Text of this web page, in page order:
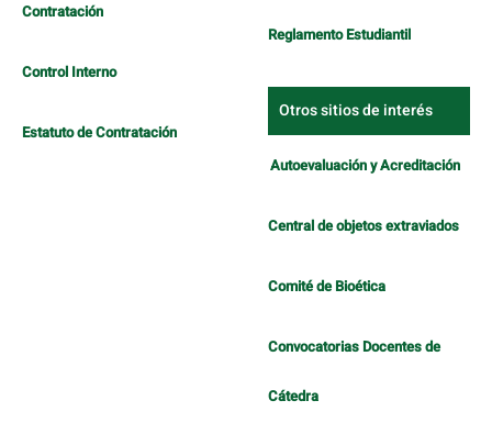
Contratación
Control Interno
Estatuto de Contratación
Reglamento Estudiantil
Otros sitios de interés
Autoevaluación y Acreditación
Central de objetos extraviados
Comité de Bioética
Convocatorias Docentes de
Cátedra